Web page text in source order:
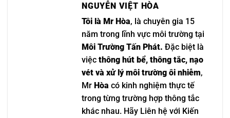
NGUYỄN VIỆT HÒA
Tôi là Mr Hòa, là chuyên gia 15
năm trong lĩnh vực môi trường tại
Môi Trường Tấn Phát. Đặc biệt là
việc thông hút bể, thông tắc, nạo
vét và xử lý môi trường ôi nhiễm,
Mr Hòa có kinh nghiệm thực tế
trong từng trường hợp thông tắc
khác nhau. Hãy Liên hệ với Kiến